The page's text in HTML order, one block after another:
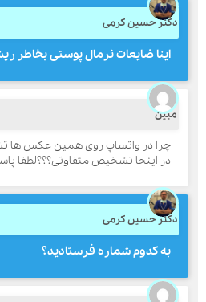
دکتر حسین کرمی
اینا ضایعات نرمال پوستی بخاطر ریشه
چرا در واتساپ روی همین عکس ها
در اینجا تشخیص متفاوتی؟؟؟لطفا پاسخگو
دکتر حسین کرمی
به کدوم شماره فرستادید؟